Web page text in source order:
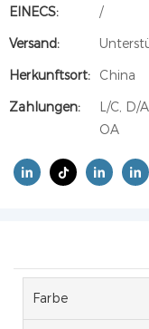
EINECS:
/
Versand:
Herkunftsort:
China
Zahlungen:
L/C, D/
OA
Farbe